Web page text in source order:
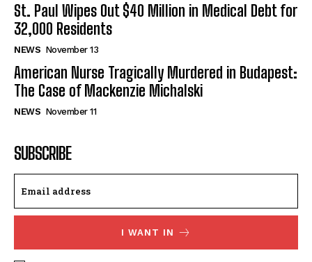
St. Paul Wipes Out $40 Million in Medical Debt for
32,000 Residents
NEWS November 13
American Nurse Tragically Murdered in Budapest:
The Case of Mackenzie Michalski
NEWS November 11
SUBSCRIBE
I WANT IN